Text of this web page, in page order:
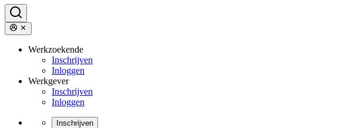
Werkzoekende
Inschrijven
Inloggen
Werkgever
Inschrijven
Inloggen
Inschrijven